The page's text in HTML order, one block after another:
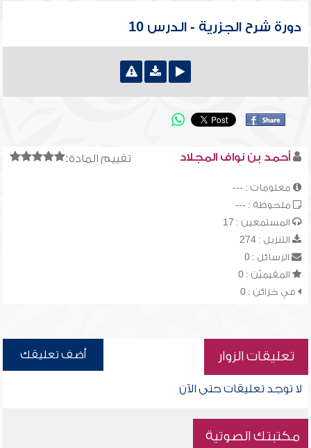
دورة شرح الجزرية - الدرس 10
تقييم المادة: أحمد بن نواف المجلاد
معلومات : ---
ملحوظة : ---
المستمعين : 17
التنزيل : 274
الرسائل : 0
المقيميّن : 0
في خزائن : 0
تعليقات الزوار أضف تعليقك
لا توجد تعليقات حتى الآن
مكتبتك الصوتية